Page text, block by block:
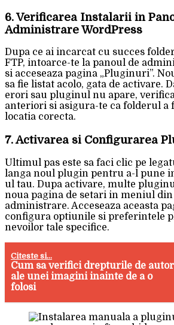
6. Verificarea Instalarii in
Administrare WordPress
Dupa ce ai incarcat cu succes
FTP, intoarce-te la panoul de
si acceseaza pagina „Pluginuri”.
sa fie listat acolo, gata de activare.
erori sau pluginul nu apare,
anteriori si asigura-te ca folderul a
locatia corecta.
7. Activarea si Configurarea
Ultimul pas este sa faci clic pe
langa noul plugin pentru a-l pune
ul tau. Dupa activare, multe
noua pagina de setari in meniul din
administrare. Acceseaza aceasta
configura optiunile si preferintele
nevoilor tale specifice.
Citeste si...
Cum sa verifici drepturile de autor
ale unei imagini inainte de a o
folosi